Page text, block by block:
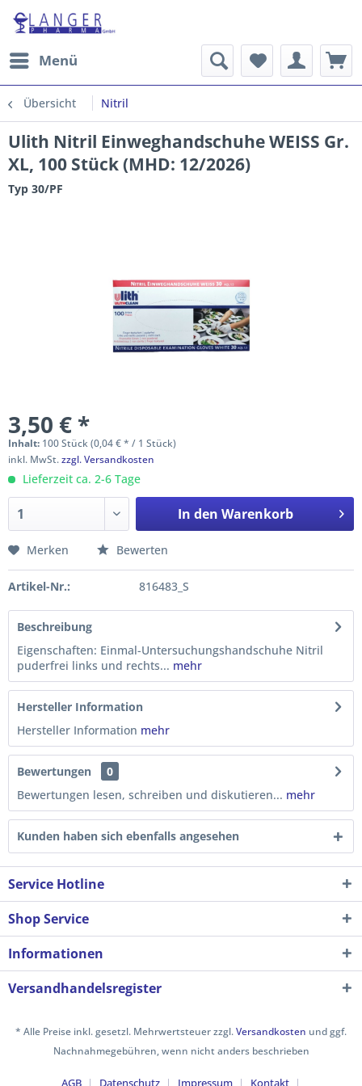
Menü
Übersicht Nitril
Ulith Nitril Einweghandschuhe WEISS Gr.
XL, 100 Stück (MHD: 12/2026)
Typ 30/PF
3,50 € *
Inhalt: 100 Stück (0,04 € * / 1 Stück)
inkl. MwSt.zzgl. Versandkosten
Lieferzeit ca. 2-6 Tage
In den Warenkorb
Merken Bewerten
Artikel-Nr.: 816483_S
Beschreibung
Eigenschaften: Einmal-Untersuchungshandschuhe Nitril
puderfrei links und rechts... mehr
Hersteller Information
Hersteller Information mehr
Bewertungen
0
Bewertungen lesen, schreiben und diskutieren... mehr
Kunden haben sich ebenfalls angesehen
Service Hotline
Shop Service
Informationen
Versandhandelsregister
* Alle Preise inkl. gesetzl. Mehrwertsteuer zzgl.Versandkosten und ggf.
Nachnahmegebühren, wenn nicht anders beschrieben
AGB Datenschutz Impressum Kontakt